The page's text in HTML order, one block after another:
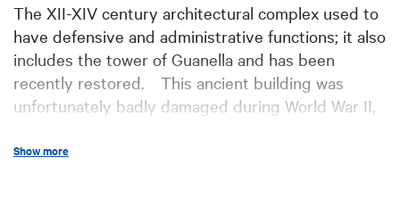
The XII-XIV century architectural complex used to
have defensive and administrative functions; it also
includes the tower of Guanella and has been
recently restored. This ancient building was
unfortunately badly damaged during World War II,
The tower has very interesting features, such as
Show more